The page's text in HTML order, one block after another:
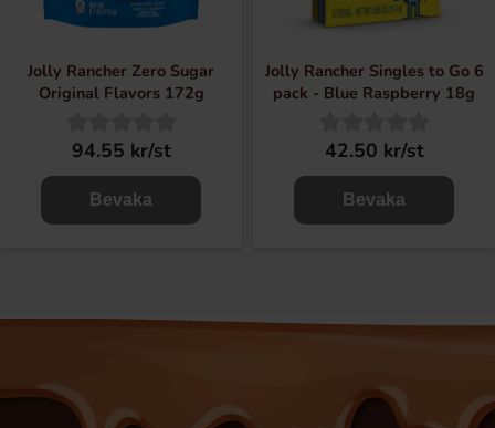
Jolly Rancher Zero Sugar
Original Flavors 172g
94.55 kr/st
Bevaka
Jolly Rancher Singles to Go 6
pack - Blue Raspberry 18g
42.50 kr/st
Bevaka